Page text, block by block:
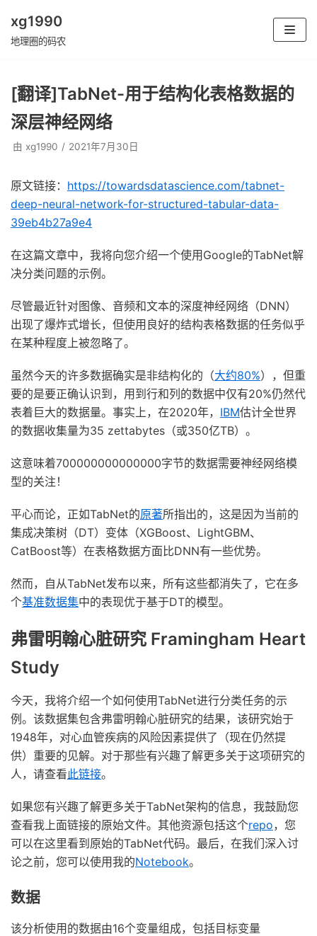
跳
文
xg1990
地理圈的码农
[翻译]TabNet-用于结构化表格数据的
深层神经网络
由 xg1990 2021年7月30日
原文链接： https://towardsdatascience.com/tabnet-
deep-neural-network-for-structured-tabular-data-
39eb4b27a9e4
在这篇文章中，我将向您介绍一个使用Google的TabNet解
决分类问题的示例。
尽管最近针对图像、音频和文本的深度神经网络（DNN）
出现了爆炸式增长，但使用良好的结构表格数据的任务似乎
在某种程度上被忽略了。
虽然今天的许多数据确实是非结构化的（大约80%），但重
要的是要正确认识到，用到行和列的数据中仅有20%仍然代
表着巨大的数据量。事实上，在2020年， IBM估计全世界
的数据收集量为35 zettabytes（或350亿TB）。
这意味着700000000000000字节的数据需要神经网络模
型的关注！
平心而论，正如TabNet的原著所指出的，这是因为当前的
集成决策树（DT）变体（XGBoost、LightGBM、
CatBoost等）在表格数据方面比DNN有一些优势。
然而，自从TabNet发布以来，所有这些都消失了，它在多
个基准数据集中的表现优于基于DT的模型。
弗雷明翰心脏研究 Framingham Heart
Study
今天，我将介绍一个如何使用TabNet进行分类任务的示
例。该数据集包含弗雷明翰心脏研究的结果，该研究始于
1948年，对心血管疾病的风险因素提供了（现在仍然提
供）重要的见解。对于那些有兴趣了解更多关于这项研究的
人，请查看此链接。
如果您有兴趣了解更多关于TabNet架构的信息，我鼓励您
查看我上面链接的原始文件。其他资源包括这个repo，您
可以在这里看到原始的TabNet代码。最后，在我们深入讨
论之前，您可以使用我的Notebook。
数据
该分析使用的数据由16个变量组成，包括目标变量